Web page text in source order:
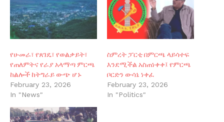
የሁመራ፣ የጸገዴ፣ የወልቃይት፣
የጠለምትና የራያ አላማጣ ምርጫ
ከልሎች ከትግራይ ውጭ ሆኑ
February 23, 2026
In "News"
ስምረት ፓርቲ በምርጫ ላይሳተፍ
እንደሚችል አስጠነቀቀ፤ የምርጫ
ቦርድን ውሳኔ ነቀፈ
February 23, 2026
In "Politics"